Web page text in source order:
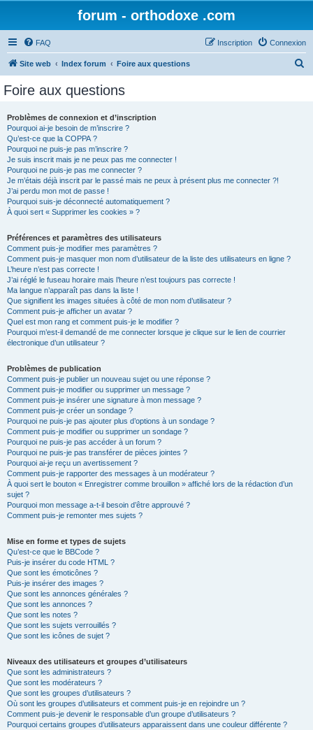
forum - orthodoxe .com
FAQ Connexion
Inscription
Site web Index forum Foire aux questions
Foire aux questions
Problèmes de connexion et d’inscription
Pourquoi ai-je besoin de m’inscrire ?
Qu’est-ce que la COPPA ?
Pourquoi ne puis-je pas m’inscrire ?
Je suis inscrit mais je ne peux pas me connecter !
Pourquoi ne puis-je pas me connecter ?
Je m’étais déjà inscrit par le passé mais ne peux à présent plus me connecter ?!
J’ai perdu mon mot de passe !
Pourquoi suis-je déconnecté automatiquement ?
À quoi sert « Supprimer les cookies » ?
Préférences et paramètres des utilisateurs
Comment puis-je modifier mes paramètres ?
Comment puis-je masquer mon nom d’utilisateur de la liste des utilisateurs en ligne ?
L’heure n’est pas correcte !
J’ai réglé le fuseau horaire mais l’heure n’est toujours pas correcte !
Ma langue n’apparaît pas dans la liste !
Que signifient les images situées à côté de mon nom d’utilisateur ?
Comment puis-je afficher un avatar ?
Quel est mon rang et comment puis-je le modifier ?
Pourquoi m’est-il demandé de me connecter lorsque je clique sur le lien de courrier
électronique d’un utilisateur ?
Problèmes de publication
Comment puis-je publier un nouveau sujet ou une réponse ?
Comment puis-je modifier ou supprimer un message ?
Comment puis-je insérer une signature à mon message ?
Comment puis-je créer un sondage ?
Pourquoi ne puis-je pas ajouter plus d’options à un sondage ?
Comment puis-je modifier ou supprimer un sondage ?
Pourquoi ne puis-je pas accéder à un forum ?
Pourquoi ne puis-je pas transférer de pièces jointes ?
Pourquoi ai-je reçu un avertissement ?
Comment puis-je rapporter des messages à un modérateur ?
À quoi sert le bouton « Enregistrer comme brouillon » affiché lors de la rédaction d’un
sujet ?
Pourquoi mon message a-t-il besoin d’être approuvé ?
Comment puis-je remonter mes sujets ?
Mise en forme et types de sujets
Qu’est-ce que le BBCode ?
Puis-je insérer du code HTML ?
Que sont les émoticônes ?
Puis-je insérer des images ?
Que sont les annonces générales ?
Que sont les annonces ?
Que sont les notes ?
Que sont les sujets verrouillés ?
Que sont les icônes de sujet ?
Niveaux des utilisateurs et groupes d’utilisateurs
Que sont les administrateurs ?
Que sont les modérateurs ?
Que sont les groupes d’utilisateurs ?
Où sont les groupes d’utilisateurs et comment puis-je en rejoindre un ?
Comment puis-je devenir le responsable d’un groupe d’utilisateurs ?
Pourquoi certains groupes d’utilisateurs apparaissent dans une couleur différente ?